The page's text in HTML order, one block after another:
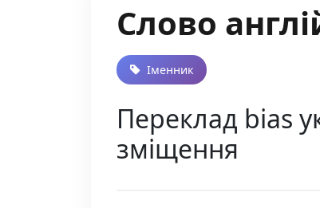
Слово
Іменник
Переклад bias
зміщення